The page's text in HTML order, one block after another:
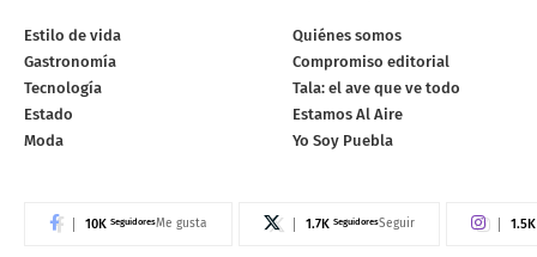
Estilo de vida
Gastronomía
Tecnología
Estado
Moda
Quiénes somos
Compromiso editorial
Tala: el ave que ve todo
Estamos Al Aire
Yo Soy Puebla
10K SeguidoresMe gusta 1.7K SeguidoresSeguir 1.5K